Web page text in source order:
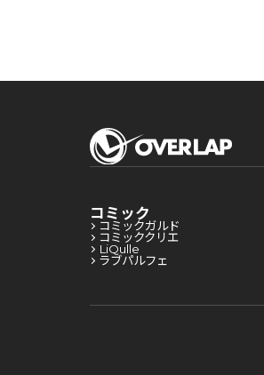
コミック
コミックガルド
コミッククリエ
LiQulle
ラブパルフェ